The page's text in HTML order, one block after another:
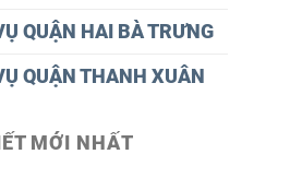
QUẬN HAI BÀ TRƯNG
QUẬN THANH XUÂN
MỚI NHẤT